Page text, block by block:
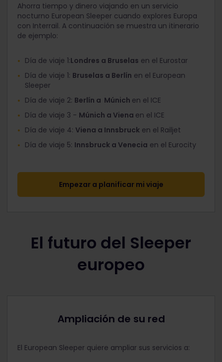
Ahorra tiempo y dinero viajando en un servicio
nocturno European Sleeper cuando explores Europa
con Interrail. A continuación se muestra un itinerario
de ejemplo:
Día de viaje 1:Londres a Bruselas en el Eurostar
Día de viaje 1: Bruselas a Berlín en el European
Sleeper
Día de viaje 2: Berlín a Múnich en el ICE
Día de viaje 3 - Múnich a Viena en el ICE
Día de viaje 4: Viena a Innsbruck en el Railjet
Día de viaje 5: Innsbruck a Venecia en el Eurocity
Empezar a planificar mi viaje
El futuro del Sleeper
europeo
Ampliación de su red
El European Sleeper quiere ampliar sus servicios a: